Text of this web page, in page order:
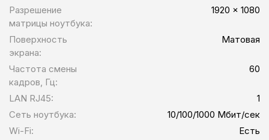
Разрешение
матрицы ноутбука:
1920 x 1080
Поверхность
экрана:
Матовая
Частота смены
кадров, Гц:
60
LAN RJ45:
1
Сеть ноутбука:
10/100/1000 Мбит/сек
Wi-Fi:
Есть